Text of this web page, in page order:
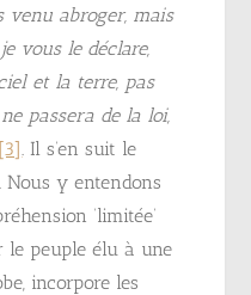
venu abroger, mais
vous le déclare,
et la terre, pas
passera de la loi,
[3]. Il s’en suit le
Nous y entendons
‘limitée’
le peuple élu à une
incorpore les